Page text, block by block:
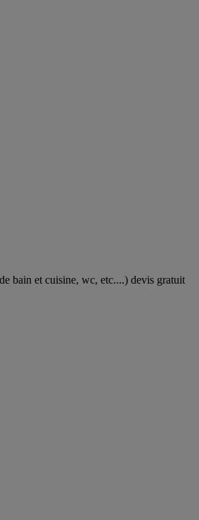
bain et cuisine, wc, etc....) devis gratuit